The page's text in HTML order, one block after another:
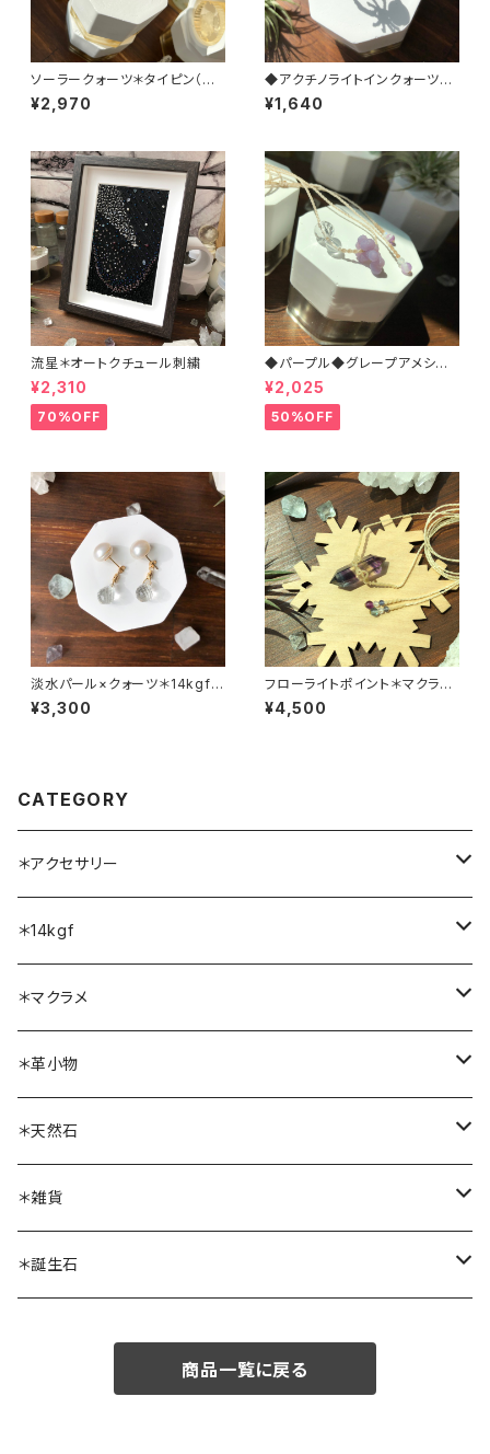
ソーラークォーツ＊タイピン（ゴ
ールド）
¥2,970
◆アクチノライトインクォーツ◆
蜘蛛＊マクラメ リング
¥1,640
流星＊オートクチュール刺繍
¥2,310
70%OFF
◆パープル◆グレープアメシスト
＊マクラメネックレス
¥2,025
50%OFF
淡水パール×クォーツ＊14kgfピ
アス
¥3,300
フローライトポイント＊マクラメ
ネックレス
¥4,500
CATEGORY
＊アクセサリー
ネックレス
ブレスレット
リング
ピアス・イヤリング
ブローチ
ヘアゴム・ヘアアクセサリー
＊14kgf
ネックレス
ブレスレット
リング
ピアス・イヤリング
＊マクラメ
ネックレス
ブレスレット
リング
ピアス・イヤリング
＊革小物
ボトルホルダー
＊天然石
ソーラークォーツ
ボルダーオパール
＊雑貨
ストームグラス
アートフレーム
＊誕生石
商品一覧に戻る